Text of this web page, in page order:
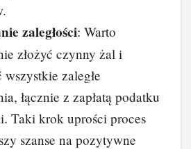
zaległości: Warto
złożyć czynny żal i
zaległe
łącznie z zapłatą podatku
Taki krok uprości proces
szanse na pozytywne